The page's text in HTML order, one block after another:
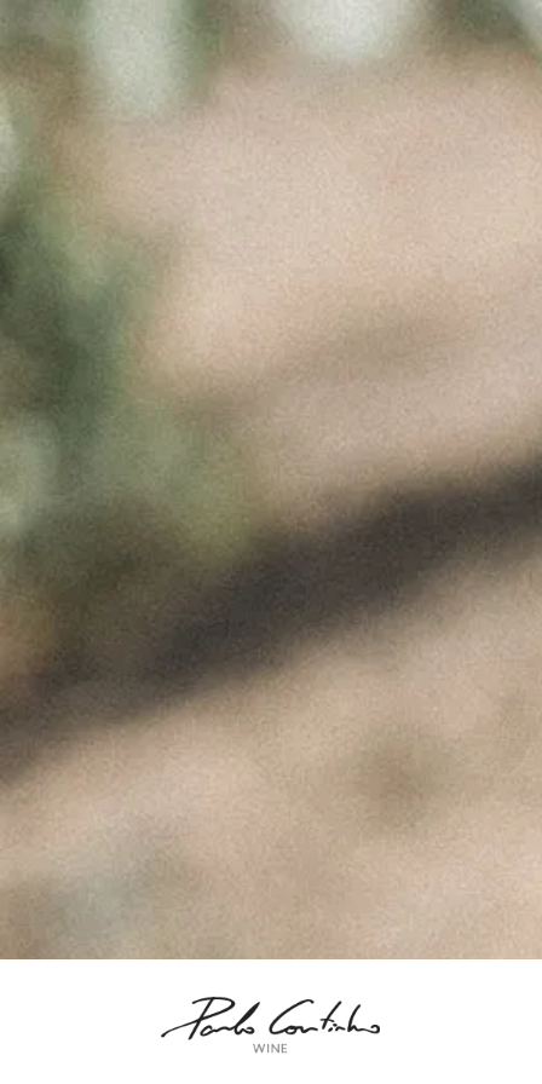
CUSTOM
ICON
Março 13, 2017
Custom Icon
ÚLTIMAS NOTÍCIAS
Coutinho – Fev2025
FONTE – Nov2024
Fevereiro 9, 2025
MUST – VINHA do